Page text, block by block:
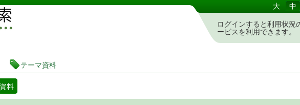
図書館 蔵書検索・予約システム 大 中
ログインすると利用状況
ービスを利用できます。
テーマ資料
料